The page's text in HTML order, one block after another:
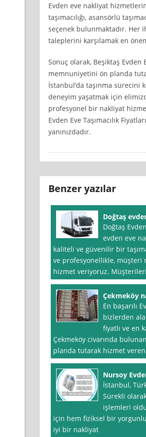
Evden eve nakliyat
taşımacılığı, asansörlü
seçenek bulunmaktadır.
taleplerini karşılamak en
Sonuç olarak, Beşiktaş Evden
memnuniyetini ön planda
İstanbul’da taşınma
deneyim yaşatmak için
profesyonel bir nakliyat
Evden Eve Taşımacılık
yanınızdadır.
Benzer yazılar
Doğtaş
Doğtaş
evden eve
kaliteli ve güvenilir bir
ve profesyonellikle,
hizmet veriyoruz.
Çekmeköy
En başarılı
bizlerden
fiyatlı ve en
Çekmeköy civarında
planda tutarak hizmet
Nursoy
İstanbul,
Sürekli
işlemleri
için hem fiziksel bir
iyi bir nakliyat